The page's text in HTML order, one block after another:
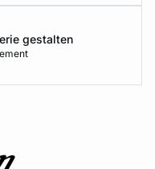
gestalten